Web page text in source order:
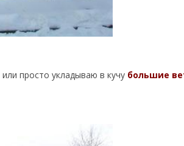
или просто укладываю в кучу большие